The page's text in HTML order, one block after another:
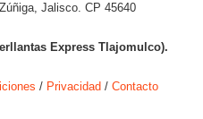
Jalisco. CP 45640
Express Tlajomulco).
/ Privacidad / Contacto